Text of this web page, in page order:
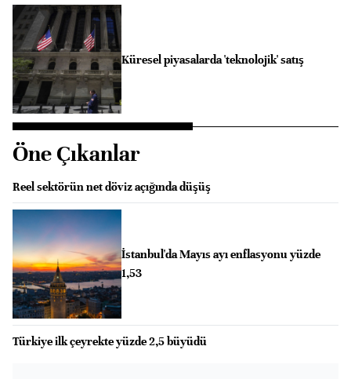
Küresel piyasalarda 'teknolojik' satış
Öne Çıkanlar
Reel sektörün net döviz açığında düşüş
İstanbul'da Mayıs ayı enflasyonu yüzde
1,53
Türkiye ilk çeyrekte yüzde 2,5 büyüdü